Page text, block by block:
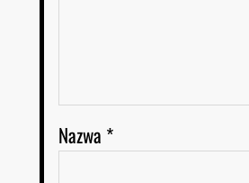
Nazwa *